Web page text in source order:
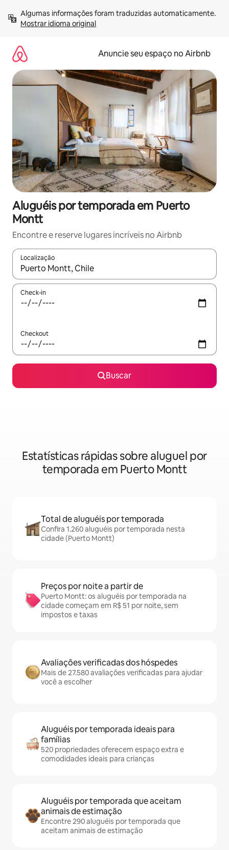
para
Mostrar idioma original
Anuncie seu espaço no Airbnb
Aluguéis por temporada em Puerto
Montt
Encontre e reserve lugares incríveis no Airbnb
Localização
Quando os resultados estiverem disponíveis, explore-os
Check-in
Checkout
Buscar
Estatísticas rápidas sobre aluguel por
temporada em Puerto Montt
Total de aluguéis por temporada
Confira 1.260 aluguéis por temporada nesta
cidade (Puerto Montt)
Preços por noite a partir de
Puerto Montt: os aluguéis por temporada na
cidade começam em R$ 51 por noite, sem
impostos e taxas
Avaliações verificadas dos hóspedes
Mais de 27.580 avaliações verificadas para ajudar
você a escolher
Aluguéis por temporada ideais para
famílias
520 propriedades oferecem espaço extra e
comodidades ideais para crianças
Aluguéis por temporada que aceitam
animais de estimação
Encontre 290 aluguéis por temporada que
aceitam animais de estimação